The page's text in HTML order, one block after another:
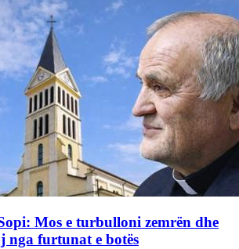
Mos e turbulloni zemrën dhe
nga furtunat e botës